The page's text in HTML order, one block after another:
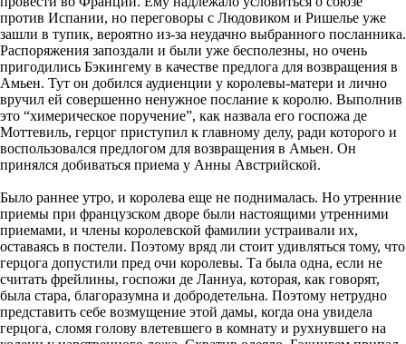
против Испании, но переговоры с Людовиком и Ришелье уже
зашли в тупик, вероятно из-за неудачно выбранного посланника.
Распоряжения запоздали и были уже бесполезны, но очень
пригодились Бэкингему в качестве предлога для возвращения в
Амьен. Тут он добился аудиенции у королевы-матери и лично
вручил ей совершенно ненужное послание к королю. Выполнив
это “химерическое поручение”, как назвала его госпожа де
Моттевиль, герцог приступил к главному делу, ради которого и
воспользовался предлогом для возвращения в Амьен. Он
принялся добиваться приема у Анны Австрийской.
Было раннее утро, и королева еще не поднималась. Но утренние
приемы при французском дворе были настоящими утренними
приемами, и члены королевской фамилии устраивали их,
оставаясь в постели. Поэтому вряд ли стоит удивляться тому, что
герцога допустили пред очи королевы. Та была одна, если не
считать фрейлины, госпожи де Ланнуа, которая, как говорят,
была стара, благоразумна и добродетельна. Поэтому нетрудно
представить себе возмущение этой дамы, когда она увидела
герцога, сломя голову влетевшего в комнату и рухнувшего на